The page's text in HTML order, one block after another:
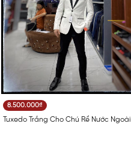
8.500.000₫
Tuxedo Trắng Cho Chú Rể Nước Ngoài